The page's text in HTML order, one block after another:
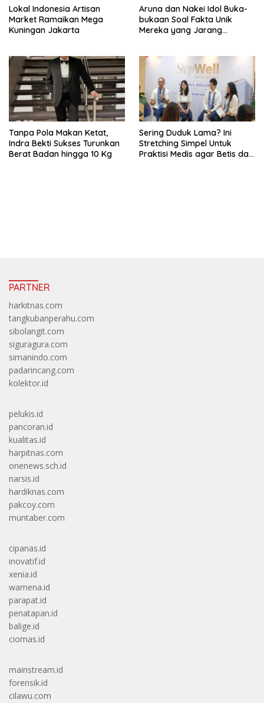
Lokal Indonesia Artisan
Market Ramaikan Mega
Kuningan Jakarta
Aruna dan Nakei Idol Buka-
bukaan Soal Fakta Unik
Mereka yang Jarang
Tanpa Pola Makan Ketat,
Indra Bekti Sukses Turunkan
Berat Badan hingga 10 Kg
Sering Duduk Lama? Ini
Stretching Simpel Untuk
Praktisi Medis agar Betis dan
PARTNER
harkitnas.com
tangkubanperahu.com
sibolangit.com
siguragura.com
simanindo.com
padarincang.com
kolektor.id
pelukis.id
pancoran.id
kualitas.id
harpitnas.com
onenews.sch.id
narsis.id
hardiknas.com
pakcoy.com
muntaber.com
cipanas.id
inovatif.id
xenia.id
wamena.id
parapat.id
penatapan.id
balige.id
ciomas.id
mainstream.id
forensik.id
cilawu.com